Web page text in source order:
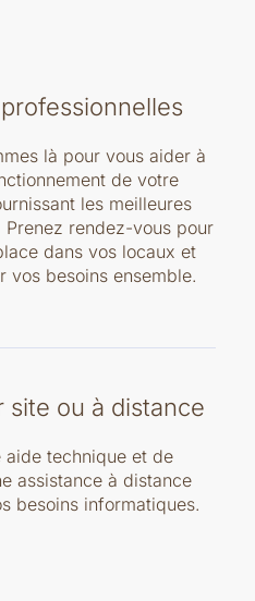
là pour vous aider à
de votre
les meilleures
rendez-vous pour
dans vos locaux et
vos besoins ensemble.
site ou à distance
aide technique et de
assistance à distance
besoins informatiques.